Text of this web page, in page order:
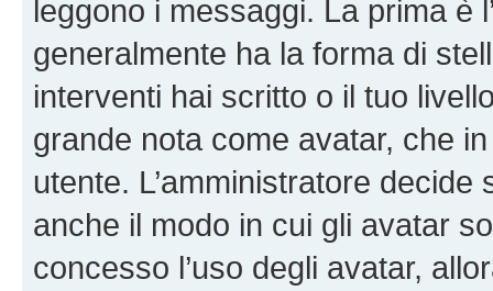
leggono i messaggi. La prima è
generalmente ha la forma di
interventi hai scritto o il tuo
grande nota come avatar, che
utente. L’amministratore
anche il modo in cui gli avatar
concesso l’uso degli avatar,